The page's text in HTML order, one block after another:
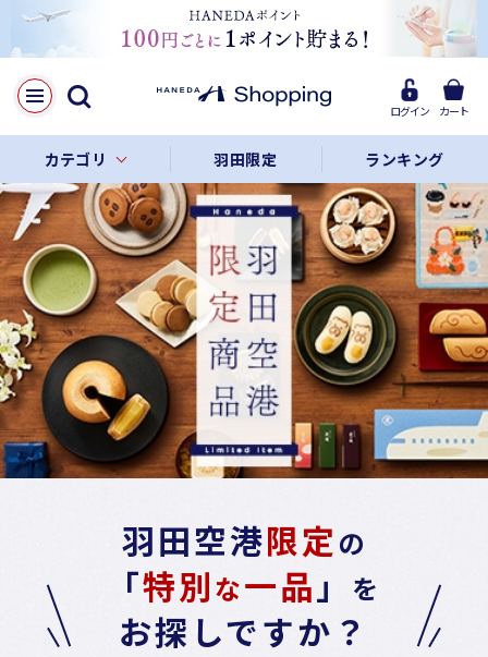
ログイン カート
カテゴリ 羽田限定 ランキング
羽田空港限定の
「特別な一品」 を
お探しですか？